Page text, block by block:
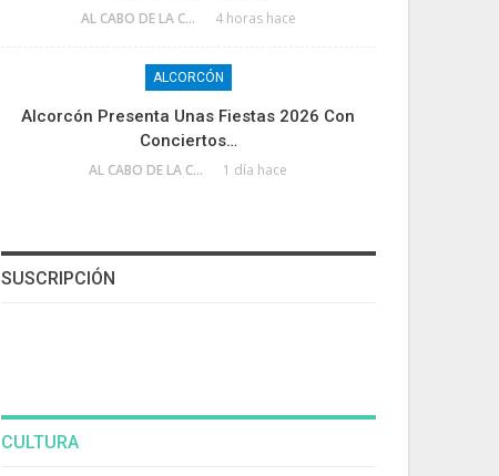
AL CABO DE LA CALLE 4 horas hace
ALCORCÓN
Alcorcón Presenta Unas Fiestas 2026 Con
Conciertos…
AL CABO DE LA CALLE 1 día hace
SUSCRIPCIÓN
CULTURA